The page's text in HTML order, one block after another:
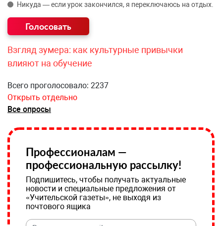
Никуда — если урок закончился, я переключаюсь на отдых.
Взгляд зумера: как культурные привычки
влияют на обучение
Всего проголосовало: 2237
Открыть отдельно
Все опросы
Профессионалам —
профессиональную рассылку!
Подпишитесь, чтобы получать актуальные
новости и специальные предложения от
«Учительской газеты», не выходя из
почтового ящика